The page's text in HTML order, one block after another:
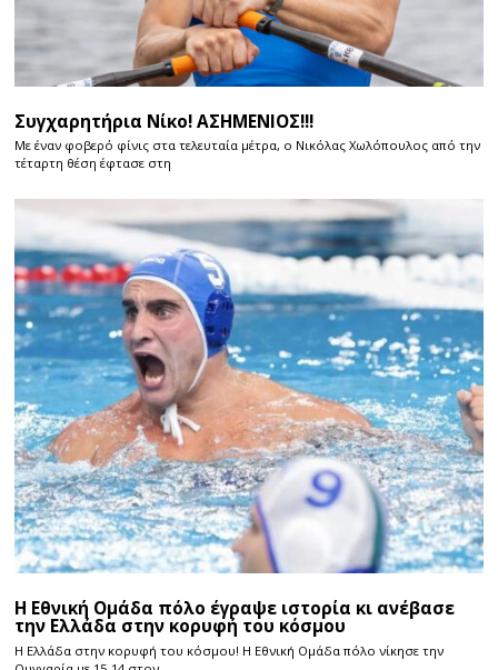
Συγχαρητήρια Νίκο! ΑΣΗΜΕΝΙΟΣ!!!
Με έναν φοβερό φίνις στα τελευταία μέτρα, ο Νικόλας Χωλόπουλος από την
τέταρτη θέση έφτασε στη
Η Εθνική Ομάδα πόλο έγραψε ιστορία κι ανέβασε
την Ελλάδα στην κορυφή του κόσμου
Η Ελλάδα στην κορυφή του κόσμου! Η Εθνική Ομάδα πόλο νίκησε την